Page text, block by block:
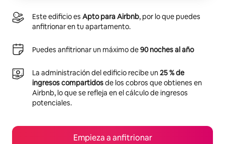
Este edificio es Apto para Airbnb, por lo que puedes
anfitrionar en tu apartamento.
Puedes anfitrionar un máximo de90 noches al año
La administración del edificio recibe un25 % de
ingresos compartidosde los cobros que obtienes en
Airbnb, lo que se refleja en el cálculo de ingresos
potenciales.
Empieza a anfitrionar